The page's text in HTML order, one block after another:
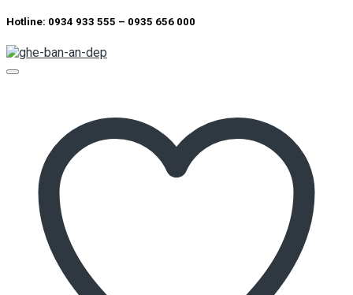
Hotline: 0934 933 555 – 0935 656 000